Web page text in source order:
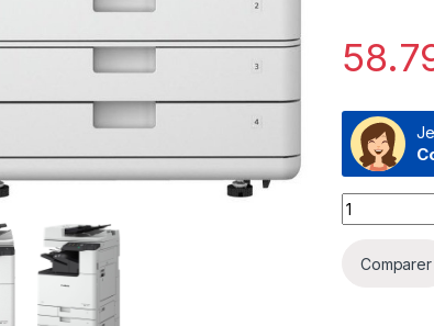
Prix
Comparer